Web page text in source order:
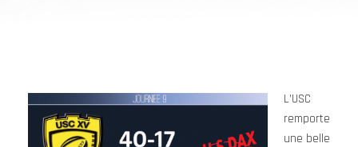
L’USC
remporte
une belle